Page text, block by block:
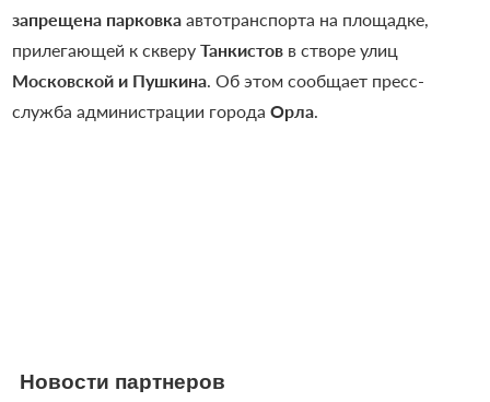
запрещена парковкаавтотранспорта на площадке,
прилегающей к скверуТанкистовв створе улиц
Московской и Пушкина. Об этом сообщает пресс-
служба администрации города Орла.
Новости партнеров